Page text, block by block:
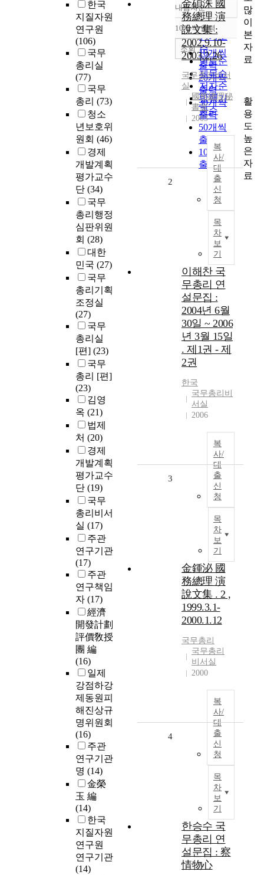
한국
지질자원
연구원
(106)
국무
총리실
(77)
국무
총리 (73)
청소
년보호위
원회 (46)
경제
개발계획
평가교수
단 (34)
국무
총리행정
심판위원
회 (28)
대한
민국 (27)
국무
총리기획
조정실
(27)
국무
총리실
[편] (23)
국무
총리 [편]
(23)
김영
옥 (21)
법제
처 (20)
경제
개발계획
평가교수
단 (19)
국무
총리비서
실 (17)
주관
연구기관
(17)
주관
연구책임
자 (17)
經濟
開發計劃
評價敎授
團 編
(16)
일제
강점하강
제동원피
해진상규
명위원회
(16)
주관
연구기관
명 (14)
金榮
玉 編
(14)
한국
지질자원
연구원
연구기관
(14)
정확도
순
인기도
순
연도순
제목순
저자순
발행기
관순
내림차순
내림차순
10개씩 출력
10개씩
출력
20개씩
출력
30개씩
출력
50개씩
출력
100개씩
출력
조회
金碩洙 國
務總理 演
說文集 :
2002.9.10-
2003.2.26
국무총리비서
실
國務總理秘
書室
2003
복
사/
대
출
신
청
목
차
보
기
2
이해찬 국
무총리 연
설문집 :
2004년 6월
30일 ~ 2006
년 3월 15일
. 제1권 - 제
2권
한국
국무총리비
서실
2006
복
사/
대
출
신
청
목
차
보
기
3
金鍾泌 國
務總理 演
說文集 . 2 ,
1999.3.1-
2000.1.12
국무총리
국무총리
비서실
2000
복
사/
대
출
신
청
목
차
보
기
4
한승수 국
무총리 연
설문집 : 察
情物心
많
이
본
자
료
활
용
도
높
은
자
료